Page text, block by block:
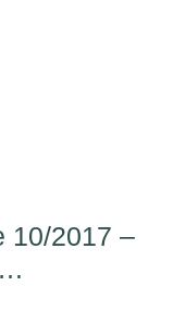
10/2017 –